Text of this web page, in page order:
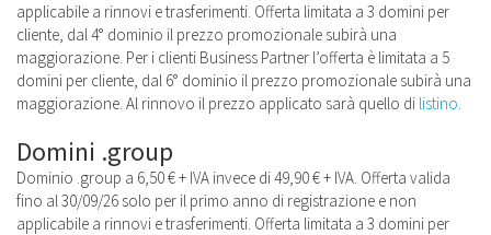
applicabile a rinnovi e trasferimenti. Offerta limitata a 3 domini per
cliente, dal 4° dominio il prezzo promozionale subirà una
maggiorazione. Per i clienti Business Partner l’offerta è limitata a 5
domini per cliente, dal 6° dominio il prezzo promozionale subirà una
maggiorazione. Al rinnovo il prezzo applicato sarà quello di listino.
Domini .group
Dominio .group a 6,50 € + IVA invece di 49,90 € + IVA. Offerta valida
fino al 30/09/26 solo per il primo anno di registrazione e non
applicabile a rinnovi e trasferimenti. Offerta limitata a 3 domini per